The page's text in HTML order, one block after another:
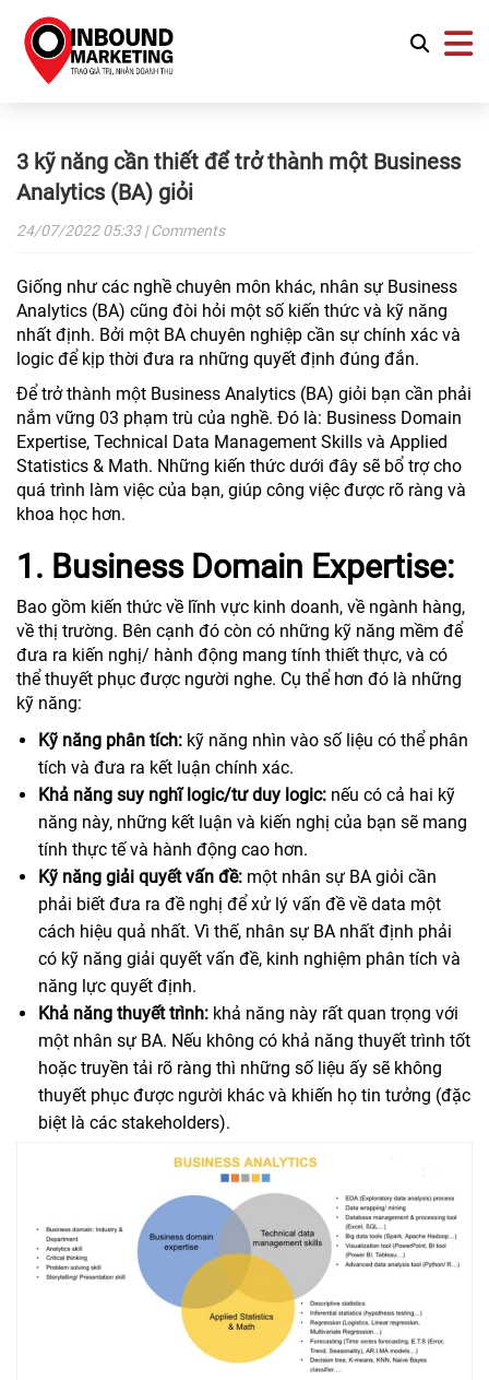
3 kỹ năng cần thiết để trở thành một Business
Analytics (BA) giỏi
24/07/202205:33| Comments
Giống như các nghề chuyên môn khác, nhân sự Business
Analytics (BA) cũng đòi hỏi một số kiến thức và kỹ năng
nhất định. Bởi một BA chuyên nghiệp cần sự chính xác và
logic để kịp thời đưa ra những quyết định đúng đắn.
Để trở thành một Business Analytics (BA) giỏi bạn cần phải
nắm vững 03 phạm trù của nghề. Đó là: Business Domain
Expertise, Technical Data Management Skills và Applied
Statistics & Math. Những kiến thức dưới đây sẽ bổ trợ cho
quá trình làm việc của bạn, giúp công việc được rõ ràng và
khoa học hơn.
1. Business Domain Expertise:
Bao gồm kiến thức về lĩnh vực kinh doanh, về ngành hàng,
về thị trường. Bên cạnh đó còn có những kỹ năng mềm để
đưa ra kiến nghị/ hành động mang tính thiết thực, và có
thể thuyết phục được người nghe. Cụ thể hơn đó là những
kỹ năng:
Kỹ năng phân tích: kỹ năng nhìn vào số liệu có thể phân
tích và đưa ra kết luận chính xác.
Khả năng suy nghĩ logic/tư duy logic: nếu có cả hai kỹ
năng này, những kết luận và kiến nghị của bạn sẽ mang
tính thực tế và hành động cao hơn.
Kỹ năng giải quyết vấn đề: một nhân sự BA giỏi cần
phải biết đưa ra đề nghị để xử lý vấn đề về data một
cách hiệu quả nhất. Vì thế, nhân sự BA nhất định phải
có kỹ năng giải quyết vấn đề, kinh nghiệm phân tích và
năng lực quyết định.
Khả năng thuyết trình: khả năng này rất quan trọng với
một nhân sự BA. Nếu không có khả năng thuyết trình tốt
hoặc truyền tải rõ ràng thì những số liệu ấy sẽ không
thuyết phục được người khác và khiến họ tin tưởng (đặc
biệt là các stakeholders).